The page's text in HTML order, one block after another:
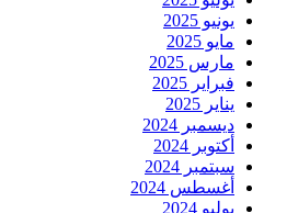
يونيو 2025
مايو 2025
مارس 2025
فبراير 2025
يناير 2025
ديسمبر 2024
أكتوبر 2024
سبتمبر 2024
أغسطس 2024
يوليو 2024